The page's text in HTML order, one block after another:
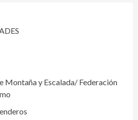
Montaña y Escalada/ Federación